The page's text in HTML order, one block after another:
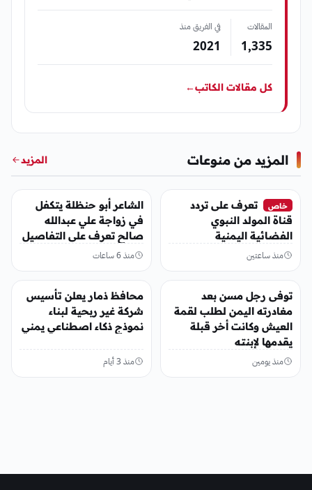
المقالات
1٬335
في الفريق منذ
2021
كل مقالات الكاتب←
المزيد من منوعات المزيد
منوعات
خاص
تعرف على تردد
قناة المولد النبوي
الفضائية اليمنية
منذ ساعتين
منوعات
الشاعر أبو حنظلة يتكفل
في زواجة علي عبدالله
صالح تعرف على التفاصيل
منذ 6 ساعات
منوعات
توفى رجل مسن بعد
مغادرته اليمن لطلب لقمة
العيش وكانت أخر قبلة
يقدمها لإبنته
منذ يومين
منوعات
محافظ ذمار يعلن تأسيس
شركة غير ربحية لبناء
نموذج ذكاء اصطناعي يمني
منذ 3 أيام